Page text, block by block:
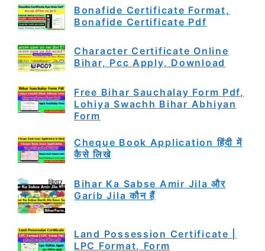
Bonafide Certificate Format,
Bonafide Certificate Pdf
Character Certificate Online
Bihar, Pcc Apply, Download
Free Bihar Sauchalay Form Pdf,
Lohiya Swachh Bihar Abhiyan
Form
Cheque Book Application हिंदी में
कैसे लिखे
Bihar Ka Sabse Amir Jila और
Garib Jila कौन हैं
Land Possession Certificate |
LPC Format, Form